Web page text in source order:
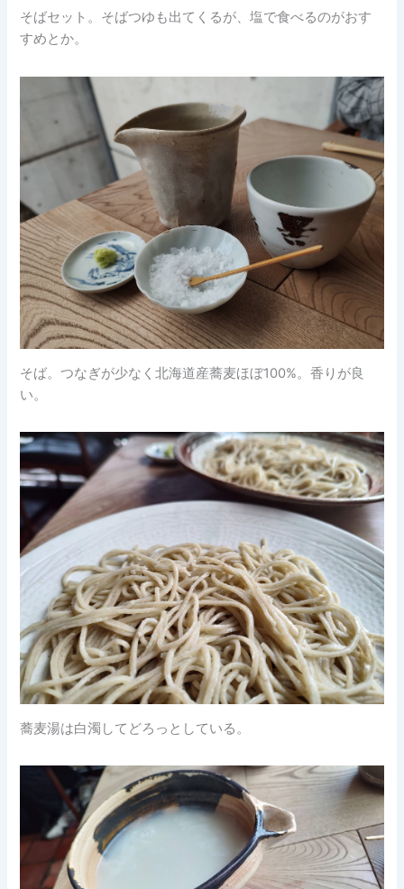
そばセット。そばつゆも出てくるが、塩で食べるのがおす
すめとか。
そば。つなぎが少なく北海道産蕎麦ほぼ100%。香りが良
い。
蕎麦湯は白濁してどろっとしている。